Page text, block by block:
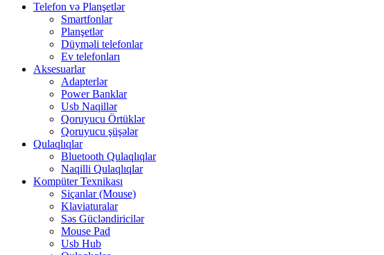
Telefon və Planşetlər
Smartfonlar
Planşetlər
Düyməli telefonlar
Ev telefonları
Aksesuarlar
Adapterlər
Power Banklar
Usb Naqillər
Qoruyucu Örtüklər
Qoruyucu şüşələr
Qulaqlıqlar
Bluetooth Qulaqlıqlar
Naqilli Qulaqlıqlar
Kompüter Texnikası
Siçanlar (Mouse)
Klaviaturalar
Səs Gücləndiricilər
Mouse Pad
Usb Hub